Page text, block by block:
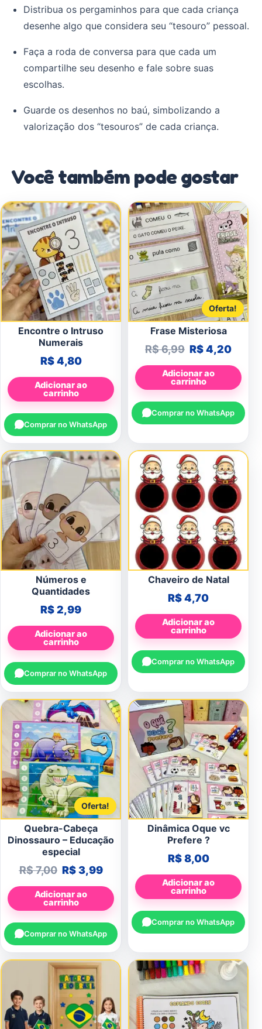
Distribua os pergaminhos para que cada criança
desenhe algo que considera seu “tesouro” pessoal.
Faça a roda de conversa para que cada um
compartilhe seu desenho e fale sobre suas
escolhas.
Guarde os desenhos no baú, simbolizando a
valorização dos “tesouros” de cada criança.
Você também pode gostar
Encontre o Intruso
Numerais
R$4,80
Adicionar ao
carrinho
Comprar no WhatsApp
Oferta!
Frase Misteriosa
R$6,99 O preço
R$4,20O
Adicionar ao
carrinho
Comprar no WhatsApp
Números e
Quantidades
R$2,99
Adicionar ao
carrinho
Comprar no WhatsApp
Chaveiro de Natal
R$4,70
Adicionar ao
carrinho
Comprar no WhatsApp
Oferta!
Quebra-Cabeça
Dinossauro – Educação
especial
R$7,00 O preço original era: R$ 7,00.
R$3,99O preço atual é: R$ 3,99.
Adicionar ao
carrinho
Comprar no WhatsApp
Dinâmica Oque vc
Prefere ?
R$8,00
Adicionar ao
carrinho
Comprar no WhatsApp